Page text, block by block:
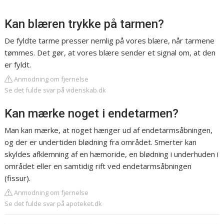
Kan blæren trykke på tarmen?
De fyldte tarme presser nemlig på vores blære, når tarmene
tømmes. Det gør, at vores blære sender et signal om, at den
er fyldt.
Anmodning om fjernelse
Se det fulde svar på videnskab.dk
Kan mærke noget i endetarmen?
Man kan mærke, at noget hænger ud af endetarmsåbningen,
og der er undertiden blødning fra området. Smerter kan
skyldes afklemning af en hæmoride, en blødning i underhuden i
området eller en samtidig rift ved endetarmsåbningen
(fissur).
Anmodning om fjernelse
Se det fulde svar på apoteket.dk